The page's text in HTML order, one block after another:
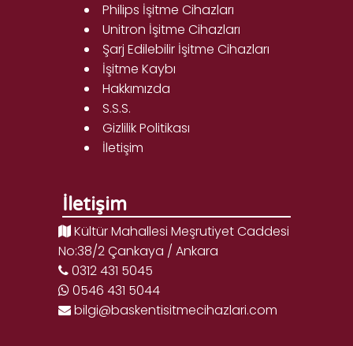
Philips İşitme Cihazları
Unitron İşitme Cihazları
Şarj Edilebilir İşitme Cihazları
İşitme Kaybı
Hakkımızda
S.S.S.
Gizlilik Politikası
İletişim
İletişim
Kültür Mahallesi Meşrutiyet Caddesi
No:38/2 Çankaya / Ankara
0312 431 5045
0546 431 5044
bilgi@baskentisitmecihazlari.com